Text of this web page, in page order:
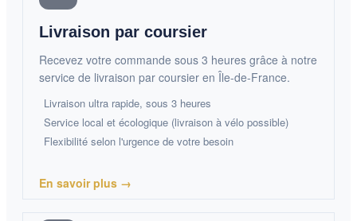
Livraison par coursier
Recevez votre commande sous 3 heures grâce à notre
service de livraison par coursier en Île-de-France.
Livraison ultra rapide, sous 3 heures
Service local et écologique (livraison à vélo possible)
Flexibilité selon l'urgence de votre besoin
En savoir plus →